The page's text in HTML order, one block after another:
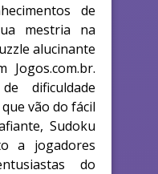
de
mestria na
alucinante
Jogos.com.br.
dificuldade
vão do fácil
Sudoku
a jogadores
do